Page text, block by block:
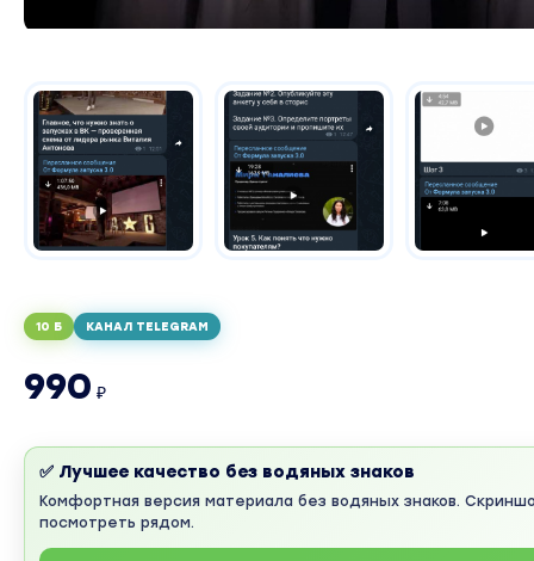
10 Б КАНАЛ TELEGRAM
990 ₽
✅ Лучшее качество без водяных знаков
Комфортная версия материала без водяных знаков.
посмотреть рядом.